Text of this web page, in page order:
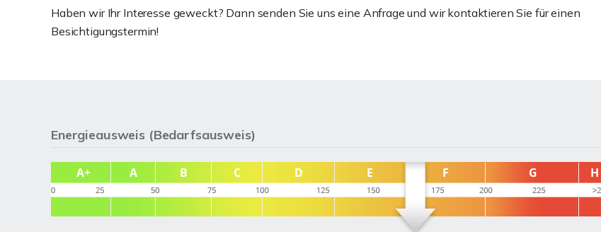
Haben wir Ihr Interesse geweckt? Dann senden Sie uns eine Anfrage und wir kontaktieren Sie für einen
Besichtigungstermin!
Energieausweis (Bedarfsausweis)